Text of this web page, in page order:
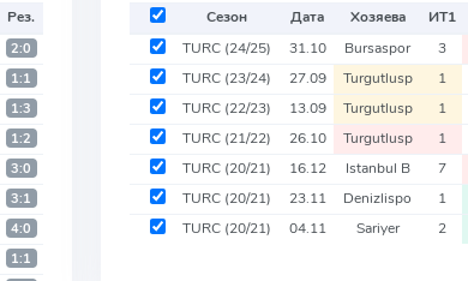
Рез.
2:0
1:1
1:3
1:2
3:0
3:1
4:0
1:1
Сезон Дата Хозяева ИТ1
TURC (24/25) 31.10 Bursaspor 3
TURC (23/24) 27.09 Turgutlusp 1
TURC (22/23) 13.09 Turgutlusp 1
TURC (21/22) 26.10 Turgutlusp 1
TURC (20/21) 16.12 Istanbul B 7
TURC (20/21) 23.11 Denizlispo 1
TURC (20/21) 04.11 Sariyer 2